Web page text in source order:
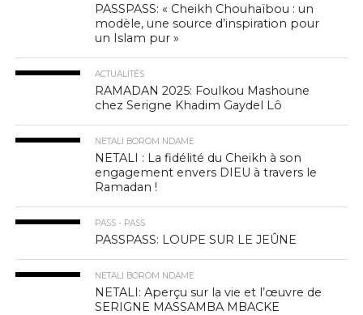
PASSPASS: « Cheikh Chouhaïbou : un
modèle, une source d’inspiration pour
un Islam pur »
ACTUALITÉS
RAMADAN 2025: Foulkou Mashoune
chez Serigne Khadim Gaydel Lô
NETALI BOROM NDAME
NETALI : La fidélité du Cheikh à son
engagement envers DIEU à travers le
Ramadan !
PASS - PASS
PASSPASS: LOUPE SUR LE JEÛNE
NETALI BOROM NDAME
NETALI: Aperçu sur la vie et l’œuvre de
SERIGNE MASSAMBA MBACKE